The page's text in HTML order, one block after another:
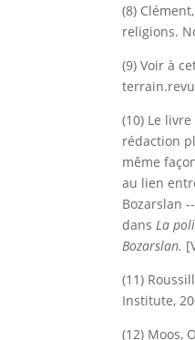
(8)
religions.
(9) Voir à
(10) Le livre
rédaction
même
au lien
Bozarslan
dans La
Bozarslan.
(11)
Institute,
(12) Moos,